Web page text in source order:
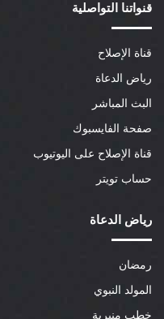
قنواتنا التواصلية
قناة الإصلاح
رياض الدعاة
البث المباشر
صفحة الفايسبوك
قناة الإصلاح على اليوتيوب
حساب تويتر
رياض الدعاة
رمضان
المولد النبوي
خطب منبرية